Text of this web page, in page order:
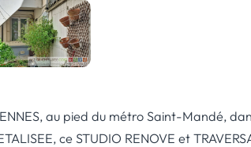
au pied du métro Saint-Mandé,
ce STUDIO RENOVE et